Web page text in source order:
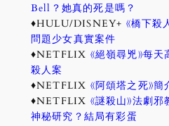
Bell？她真的死是嗎？
♦HULU/DISNEY+ 《橋下殺
問題少女真實案件
♦NETFLIX 《絕嶺尋兇》每
殺人案
♦NETFLIX 《阿頌塔之死》
♦NETFLIX 《謎殺山》法劇
神秘研究？結局有彩蛋